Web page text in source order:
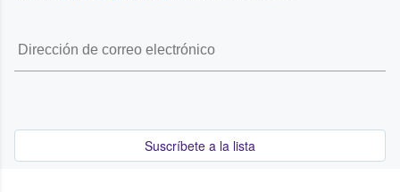
Suscríbete a la lista